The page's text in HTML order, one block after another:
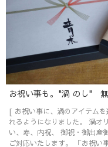
お祝い事も。"渦 のし" 無
[ お祝い事に、渦のアイテム
れるようになりました。 渦オリジナルデザイン 「出産祝い、御祝い、婚礼祝
い、寿、内祝、 御祝・御出産
ご対応いたします。 「お祝い